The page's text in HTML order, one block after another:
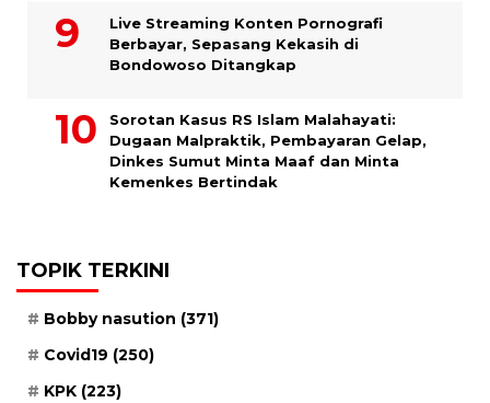
Live Streaming Konten Pornografi
Berbayar, Sepasang Kekasih di
Bondowoso Ditangkap
Sorotan Kasus RS Islam Malahayati:
Dugaan Malpraktik, Pembayaran Gelap,
Dinkes Sumut Minta Maaf dan Minta
Kemenkes Bertindak
TOPIK TERKINI
Bobby nasution (371)
Covid19 (250)
KPK (223)